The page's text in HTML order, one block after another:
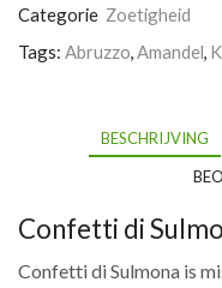
Categorie Zoetigheid
Tags: Abruzzo,Amandel,
BESCHRIJVING
Confetti di
Confetti di Sulmona is